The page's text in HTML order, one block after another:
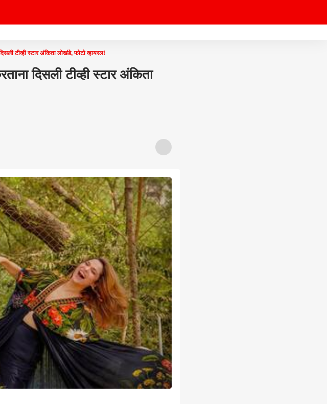
टीव्ही स्टार अंकिता लोखंडे, फोटो व्हायरल!
दिसली टीव्ही स्टार अंकिता